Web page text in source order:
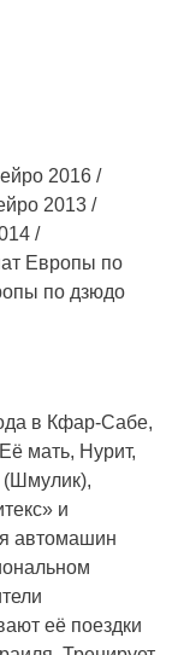
2016 /
2013 /
/
Европы по
по дзюдо
в Кфар-Сабе,
мать, Нурит,
и
автомашин
её поездки